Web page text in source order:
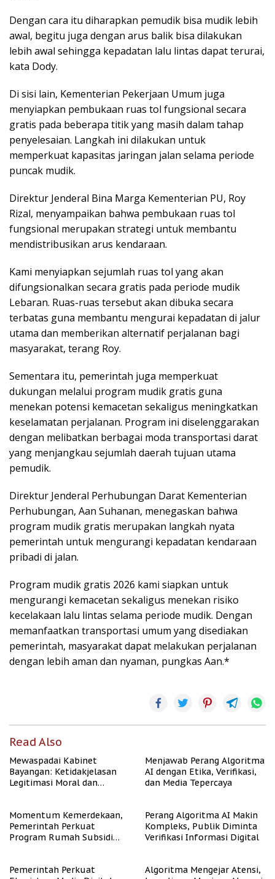
Dengan cara itu diharapkan pemudik bisa mudik lebih
awal, begitu juga dengan arus balik bisa dilakukan
lebih awal sehingga kepadatan lalu lintas dapat terurai,
kata Dody.
Di sisi lain, Kementerian Pekerjaan Umum juga
menyiapkan pembukaan ruas tol fungsional secara
gratis pada beberapa titik yang masih dalam tahap
penyelesaian. Langkah ini dilakukan untuk
memperkuat kapasitas jaringan jalan selama periode
puncak mudik.
Direktur Jenderal Bina Marga Kementerian PU, Roy
Rizal, menyampaikan bahwa pembukaan ruas tol
fungsional merupakan strategi untuk membantu
mendistribusikan arus kendaraan.
Kami menyiapkan sejumlah ruas tol yang akan
difungsionalkan secara gratis pada periode mudik
Lebaran. Ruas-ruas tersebut akan dibuka secara
terbatas guna membantu mengurai kepadatan di jalur
utama dan memberikan alternatif perjalanan bagi
masyarakat, terang Roy.
Sementara itu, pemerintah juga memperkuat
dukungan melalui program mudik gratis guna
menekan potensi kemacetan sekaligus meningkatkan
keselamatan perjalanan. Program ini diselenggarakan
dengan melibatkan berbagai moda transportasi darat
yang menjangkau sejumlah daerah tujuan utama
pemudik.
Direktur Jenderal Perhubungan Darat Kementerian
Perhubungan, Aan Suhanan, menegaskan bahwa
program mudik gratis merupakan langkah nyata
pemerintah untuk mengurangi kepadatan kendaraan
pribadi di jalan.
Program mudik gratis 2026 kami siapkan untuk
mengurangi kemacetan sekaligus menekan risiko
kecelakaan lalu lintas selama periode mudik. Dengan
memanfaatkan transportasi umum yang disediakan
pemerintah, masyarakat dapat melakukan perjalanan
dengan lebih aman dan nyaman, pungkas Aan.*
Read Also
Mewaspadai Kabinet
Bayangan: Ketidakjelasan
Legitimasi Moral dan
Menjawab Perang Algoritma
AI dengan Etika, Verifikasi,
dan Media Tepercaya
Momentum Kemerdekaan,
Pemerintah Perkuat
Program Rumah Subsidi
Perang Algoritma AI Makin
Kompleks, Publik Diminta
Verifikasi Informasi Digital
Pemerintah Perkuat
Algoritma Mengejar Atensi,